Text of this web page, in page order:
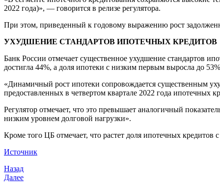
2022 года)», — говорится в релизе регулятора.
При этом, приведенный к годовому выражению рост
УХУДШЕНИЕ СТАНДАРТОВ ИПОТЕЧНЫХ КРЕДИТОВ
Банк России отмечает существенное ухудшение стандартов
достигла 44%, а доля ипотеки с низким первым выросла до
«Динамичный рост ипотеки сопровождается существенным
предоставленных в четвертом квартале 2022 года
Регулятор отмечает, что это превышает аналогичный
низким уровнем долговой нагрузки».
Кроме того ЦБ отмечает, что растет доля ипотечных
Источник
Навигация
по
Предыдущая
запись
Назад
Следующая
Далее